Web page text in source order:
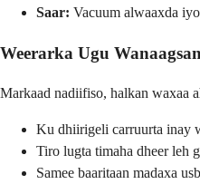
Saar: Vacuum alwaaxda
Weerarka Ugu
Markaad nadiifiso, halkan waxaa
Ku dhiirigeli carruurta inay
Tiro lugta timaha dheer leh
Samee baaritaan madaxa